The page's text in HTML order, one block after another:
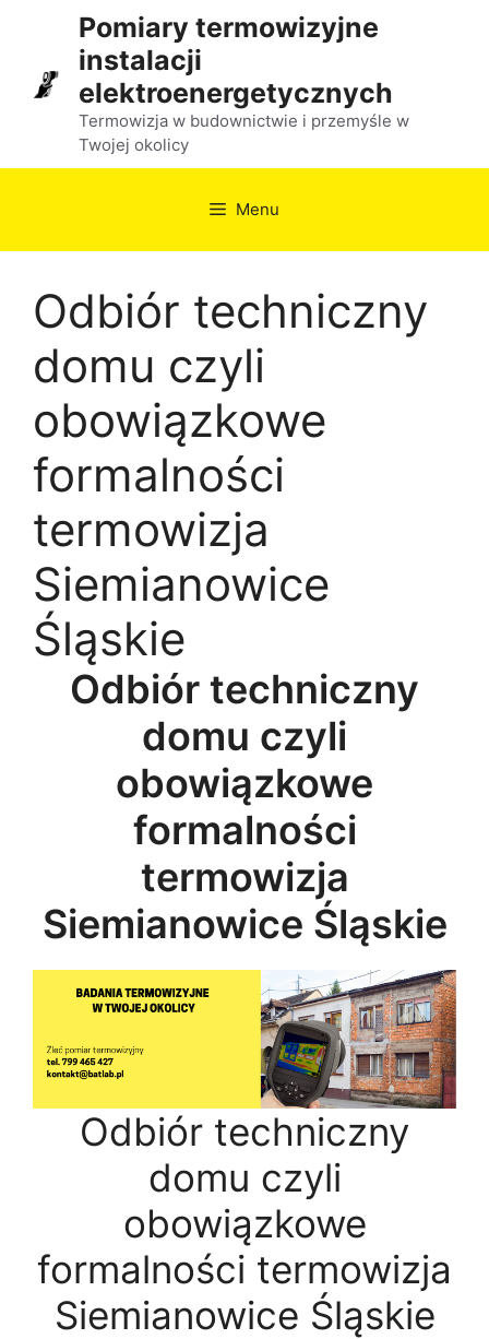
treści
Pomiary termowizyjne
instalacji
elektroenergetycznych
Termowizja w budownictwie i przemyśle w
Twojej okolicy
Menu
Odbiór techniczny
domu czyli
obowiązkowe
formalności
termowizja
Siemianowice
Śląskie
Odbiór techniczny
domu czyli
obowiązkowe
formalności
termowizja
Siemianowice Śląskie
Odbiór techniczny
domu czyli
obowiązkowe
formalności termowizja
Siemianowice Śląskie